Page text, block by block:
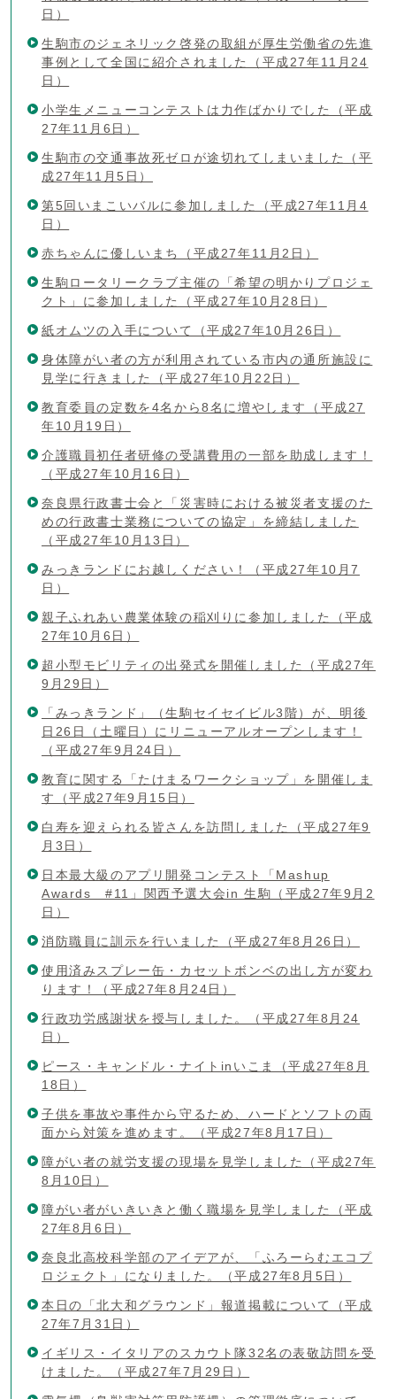
日）
生駒市のジェネリック啓発の取組が厚生労働省の先進
事例として全国に紹介されました（平成27年11月24
日）
小学生メニューコンテストは力作ばかりでした（平成
27年11月6日）
生駒市の交通事故死ゼロが途切れてしまいました（平
成27年11月5日）
第5回いまこいバルに参加しました（平成27年11月4
日）
赤ちゃんに優しいまち（平成27年11月2日）
生駒ロータリークラブ主催の「希望の明かりプロジェ
クト」に参加しました（平成27年10月28日）
紙オムツの入手について（平成27年10月26日）
身体障がい者の方が利用されている市内の通所施設に
見学に行きました（平成27年10月22日）
教育委員の定数を4名から8名に増やします（平成27
年10月19日）
介護職員初任者研修の受講費用の一部を助成します！
（平成27年10月16日）
奈良県行政書士会と「災害時における被災者支援のた
めの行政書士業務についての協定」を締結しました
（平成27年10月13日）
みっきランドにお越しください！（平成27年10月7
日）
親子ふれあい農業体験の稲刈りに参加しました（平成
27年10月6日）
超小型モビリティの出発式を開催しました（平成27年
9月29日）
「みっきランド」（生駒セイセイビル3階）が、明後
日26日（土曜日）にリニューアルオープンします！
（平成27年9月24日）
教育に関する「たけまるワークショップ」を開催しま
す（平成27年9月15日）
白寿を迎えられる皆さんを訪問しました（平成27年9
月3日）
日本最大級のアプリ開発コンテスト「Mashup
Awards #11」関西予選大会in 生駒（平成27年9月2
日）
消防職員に訓示を行いました（平成27年8月26日）
使用済みスプレー缶・カセットボンベの出し方が変わ
ります！（平成27年8月24日）
行政功労感謝状を授与しました。（平成27年8月24
日）
ピース・キャンドル・ナイトinいこま（平成27年8月
18日）
子供を事故や事件から守るため、ハードとソフトの両
面から対策を進めます。（平成27年8月17日）
障がい者の就労支援の現場を見学しました（平成27年
8月10日）
障がい者がいきいきと働く職場を見学しました（平成
27年8月6日）
奈良北高校科学部のアイデアが、「ふろーらむエコプ
ロジェクト」になりました。（平成27年8月5日）
本日の「北大和グラウンド」報道掲載について（平成
27年7月31日）
イギリス・イタリアのスカウト隊32名の表敬訪問を受
けました。（平成27年7月29日）